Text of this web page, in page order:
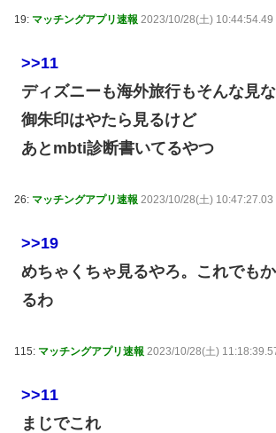
19: マッチングアプリ速報 2023/10/28(土)
>>11
ディズニーも海外旅行もそんな見
御朱印はやたら見るけど
あとmbti診断書いてるやつ
26: マッチングアプリ速報 2023/10/28(土) 10:47:27.03
>>19
めちゃくちゃ見るやろ。これでも
るわ
115: マッチングアプリ速報 2023/10/28(土)
>>11
まじでこれ